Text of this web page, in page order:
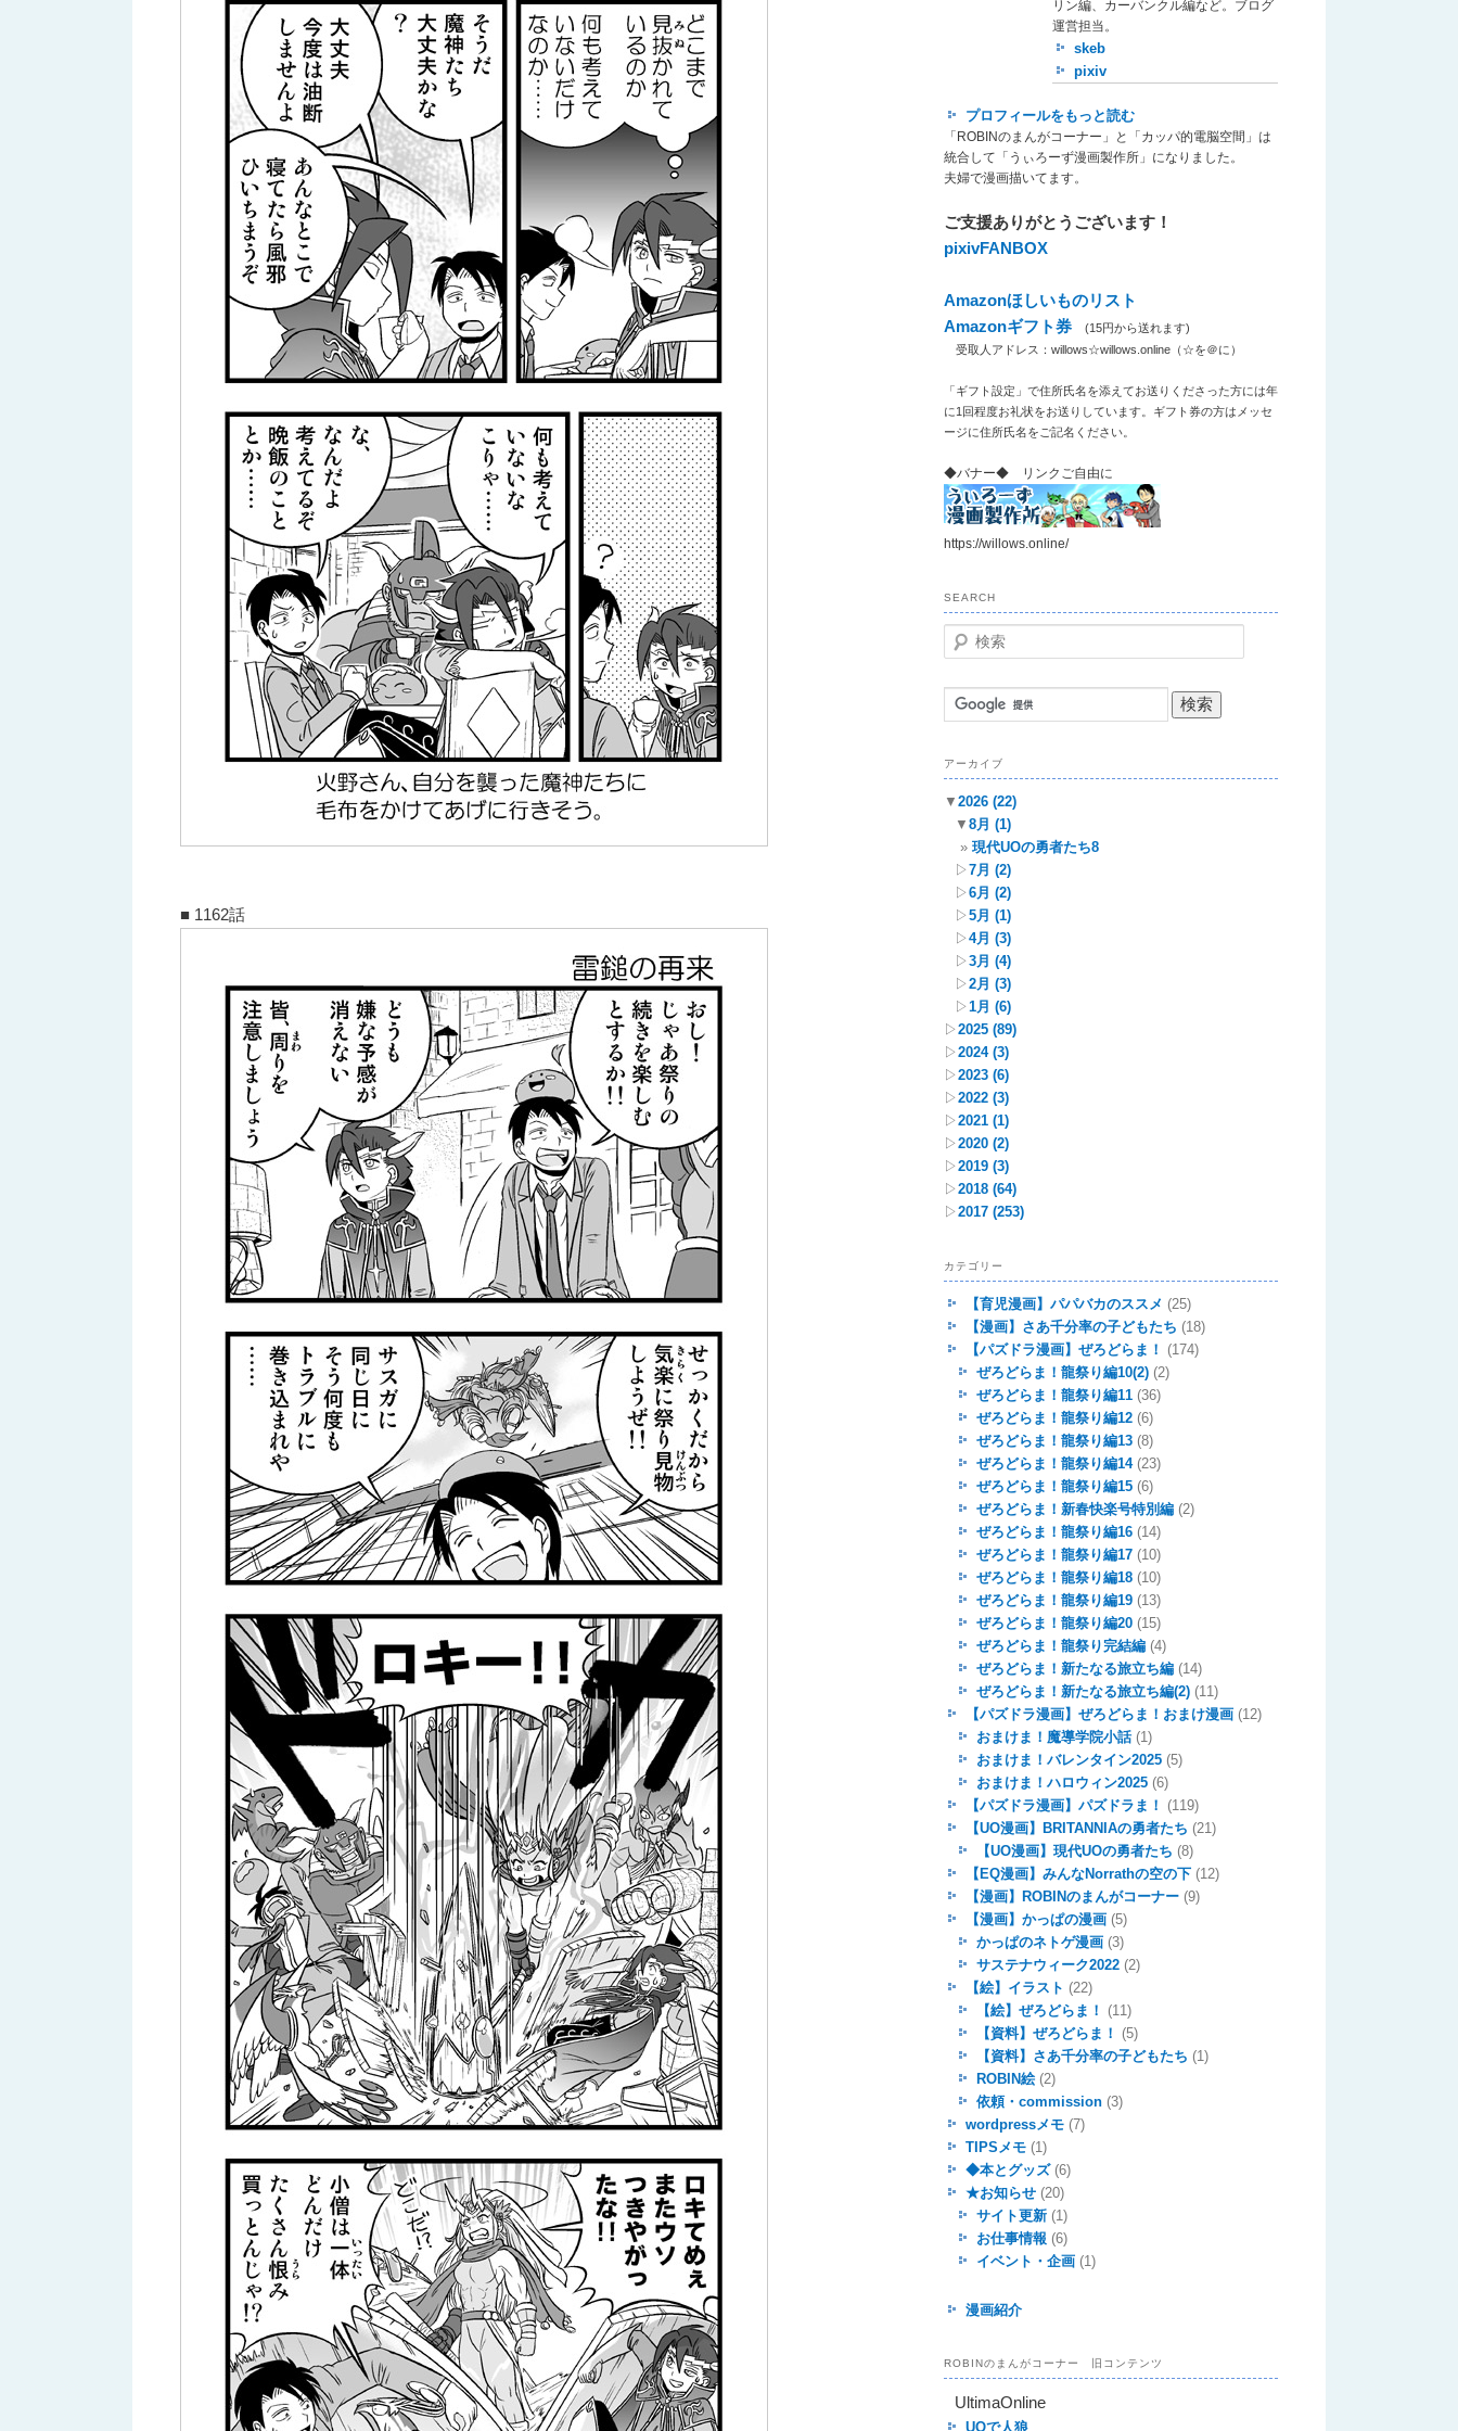
■ 1162話
リン編、カーバンクル編など。ブログ
運営担当。
skeb
pixiv
プロフィールをもっと読む
「ROBINのまんがコーナー」と「カッパ的電脳空間」は
統合して「うぃろーず漫画製作所」になりました。
夫婦で漫画描いてます。
ご支援ありがとうございます！
pixivFANBOX
Amazonほしいものリスト
Amazonギフト券
(15円から送れます)
受取人アドレス：willows☆willows.online（☆を＠に）
「ギフト設定」で住所氏名を添えてお送りくださった方には年
に1回程度お礼状をお送りしています。ギフト券の方はメッセ
ージに住所氏名をご記名ください。
◆バナー◆ リンクご自由に
https://willows.online/
SEARCH
検
索
アーカイブ
▼ 2026 (22)
▼ 8月 (1)
現代UOの勇者たち8
▷7月 (2)
▷6月 (2)
▷5月 (1)
▷4月 (3)
▷3月 (4)
▷2月 (3)
▷1月 (6)
▷2025 (89)
▷2024 (3)
▷2023 (6)
▷2022 (3)
▷2021 (1)
▷2020 (2)
▷2019 (3)
▷2018 (64)
▷2017 (253)
カテゴリー
【育児漫画】パパバカのススメ (25)
【漫画】さあ千分率の子どもたち (18)
【パズドラ漫画】ぜろどらま！
(174)
ぜろどらま！龍祭り編10(2) (2)
ぜろどらま！龍祭り編11 (36)
ぜろどらま！龍祭り編12 (6)
ぜろどらま！龍祭り編13 (8)
ぜろどらま！龍祭り編14(23)
ぜろどらま！龍祭り編15 (6)
ぜろどらま！新春快楽号特別編 (2)
ぜろどらま！龍祭り編16 (14)
ぜろどらま！龍祭り編17 (10)
ぜろどらま！龍祭り編18 (10)
ぜろどらま！龍祭り編19 (13)
ぜろどらま！龍祭り編20 (15)
ぜろどらま！龍祭り完結編 (4)
ぜろどらま！新たなる旅立ち編 (14)
ぜろどらま！新たなる旅立ち編(2) (11)
【パズドラ漫画】ぜろどらま！おまけ漫画 (12)
おまけま！魔導学院小話(1)
おまけま！バレンタイン2025 (5)
おまけま！ハロウィン2025 (6)
【パズドラ漫画】パズドラま！
(119)
【UO漫画】BRITANNIAの勇者たち (21)
【UO漫画】現代UOの勇者たち (8)
【EQ漫画】みんなNorrathの空の下 (12)
【漫画】ROBINのまんがコーナー (9)
【漫画】かっぱの漫画 (5)
かっぱのネトゲ漫画 (3)
サステナウィーク2022 (2)
【絵】イラスト (22)
【絵】ぜろどらま！
(11)
【資料】ぜろどらま！
(5)
【資料】さあ千分率の子どもたち (1)
ROBIN絵 (2)
依頼・commission (3)
wordpressメモ (7)
TIPSメモ (1)
◆本とグッズ(6)
★お知らせ (20)
サイト更新 (1)
お仕事情報 (6)
イベント・企画 (1)
漫画紹介
ROBINのまんがコーナー 旧コンテンツ
UltimaOnline
UOで人狼